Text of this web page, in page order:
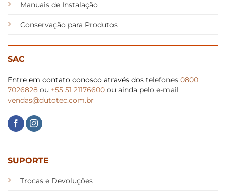
Manuais de Instalação
Conservação para Produtos
SAC
Entre em contato conosco através dos telefones 0800
7026828 ou +55 51 21176600 ou ainda pelo e-mail
vendas@dutotec.com.br
SUPORTE
Trocas e Devoluções